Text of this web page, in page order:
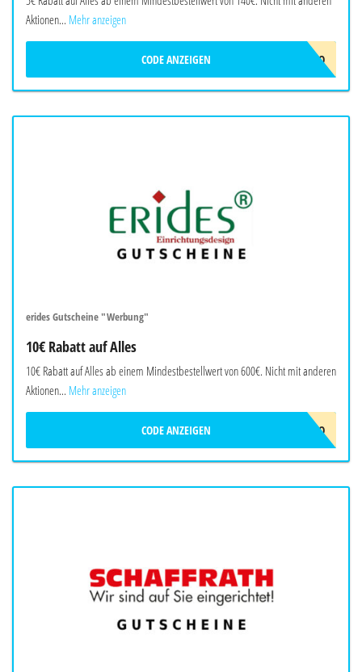
Aktionen... Mehr anzeigen
ERIDES-5EURO
CODE ANZEIGEN
erides Gutscheine "Werbung"
10€ Rabatt auf Alles
10€ Rabatt auf Alles ab einem Mindestbestellwert von 600€. Nicht mit anderen
Aktionen... Mehr anzeigen
ERIDES-10EURO
CODE ANZEIGEN